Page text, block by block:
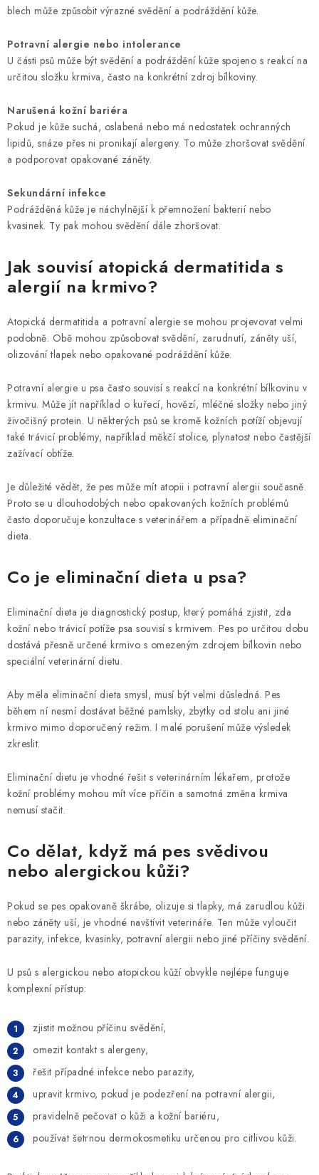
blech může způsobit výrazné svědění a podráždění kůže.
Potravní alergie nebo intolerance
U části psů může být svědění a podráždění kůže spojeno s reakcí na
určitou složku krmiva, často na konkrétní zdroj bílkoviny.
Narušená kožní bariéra
Pokud je kůže suchá, oslabená nebo má nedostatek ochranných
lipidů, snáze přes ni pronikají alergeny. To může zhoršovat svědění
a podporovat opakované záněty.
Sekundární infekce
Podrážděná kůže je náchylnější k přemnožení bakterií nebo
kvasinek. Ty pak mohou svědění dále zhoršovat.
Jak souvisí atopická dermatitida s
alergií na krmivo?
Atopická dermatitida a potravní alergie se mohou projevovat velmi
podobně. Obě mohou způsobovat svědění, zarudnutí, záněty uší,
olizování tlapek nebo opakované podráždění kůže.
Potravní alergie u psa často souvisí s reakcí na konkrétní bílkovinu v
krmivu. Může jít například o kuřecí, hovězí, mléčné složky nebo jiný
živočišný protein. U některých psů se kromě kožních potíží objevují
také trávicí problémy, například měkčí stolice, plynatost nebo častější
zažívací obtíže.
Je důležité vědět, že pes může mít atopii i potravní alergii současně.
Proto se u dlouhodobých nebo opakovaných kožních problémů
často doporučuje konzultace s veterinářem a případně eliminační
dieta.
Co je eliminační dieta u psa?
Eliminační dieta je diagnostický postup, který pomáhá zjistit, zda
kožní nebo trávicí potíže psa souvisí s krmivem. Pes po určitou dobu
dostává přesně určené krmivo s omezeným zdrojem bílkovin nebo
speciální veterinární dietu.
Aby měla eliminační dieta smysl, musí být velmi důsledná. Pes
během ní nesmí dostávat běžné pamlsky, zbytky od stolu ani jiné
krmivo mimo doporučený režim. I malé porušení může výsledek
zkreslit.
Eliminační dietu je vhodné řešit s veterinárním lékařem, protože
kožní problémy mohou mít více příčin a samotná změna krmiva
nemusí stačit.
Co dělat, když má pes svědivou
nebo alergickou kůži?
Pokud se pes opakovaně škrábe, olizuje si tlapky, má zarudlou kůži
nebo záněty uší, je vhodné navštívit veterináře. Ten může vyloučit
parazity, infekce, kvasinky, potravní alergii nebo jiné příčiny svědění.
U psů s alergickou nebo atopickou kůží obvykle nejlépe funguje
komplexní přístup:
zjistit možnou příčinu svědění,
omezit kontakt s alergeny,
řešit případné infekce nebo parazity,
upravit krmivo, pokud je podezření na potravní alergii,
pravidelně pečovat o kůži a kožní bariéru,
používat šetrnou dermokosmetiku určenou pro citlivou kůži.